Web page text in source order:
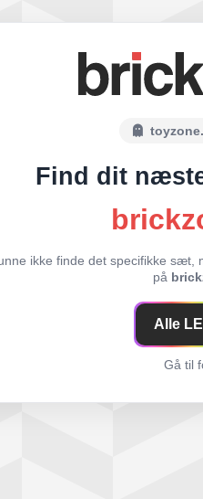
Find dit
ikke finde det specifikke sæt,
på
Alle
Gå til